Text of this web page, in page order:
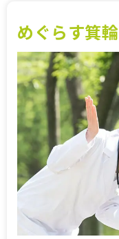
めぐらす箕輪